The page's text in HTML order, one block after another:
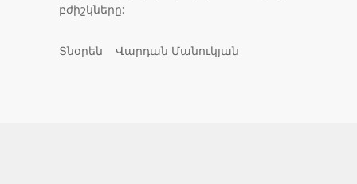
բժիշկները:
Տնօրեն Վարդան Մանուկյան